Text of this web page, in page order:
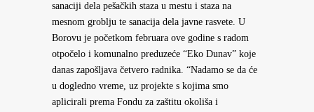
sanaciji dela pešačkih staza u mestu i staza na
mesnom groblju te sanacija dela javne rasvete. U
Borovu je početkom februara ove godine s radom
otpočelo i komunalno preduzeće “Eko Dunav” koje
danas zapošljava četvero radnika. “Nadamo se da će
u dogledno vreme, uz projekte s kojima smo
aplicirali prema Fondu za zaštitu okoliša i